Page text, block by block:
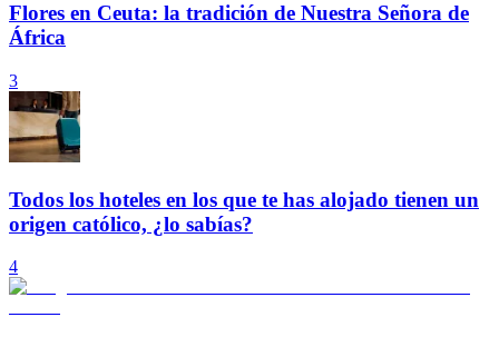
Flores en Ceuta: la tradición de Nuestra Señora de
África
3
Todos los hoteles en los que te has alojado tienen un
origen católico, ¿lo sabías?
4